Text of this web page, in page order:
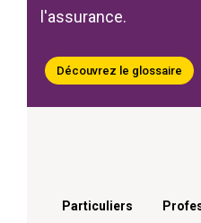
l'assurance.
Découvrez le glossaire
Menu footer
Particuliers